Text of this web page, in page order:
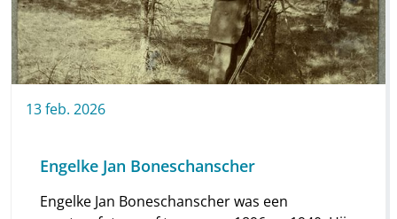
13feb. 2026
Engelke Jan Boneschanscher
Engelke Jan Boneschanscher was een